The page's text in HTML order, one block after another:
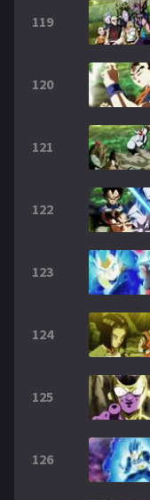
119
120
121
122
123
124
125
126